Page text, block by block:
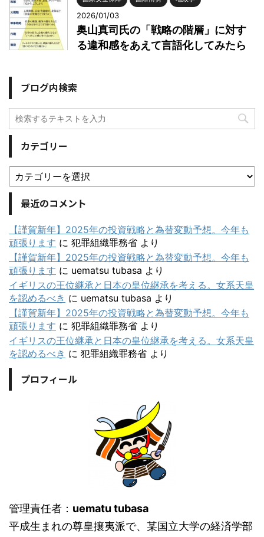
2026/01/03
奥山真司氏の「戦略の階層」に対す
る違和感をあえて言語化してみたら
ブログ内検索
カテゴリー
最近のコメント
【謹賀新年】2025年の投資戦略と為替変動予想。今年も
頑張ります に 犯罪組織罪務省 より
【謹賀新年】2025年の投資戦略と為替変動予想。今年も
頑張ります に uematsu tubasa より
イギリスの王位継承と日本の皇位継承を考える。女系天皇
を認めるべき に uematsu tubasa より
【謹賀新年】2025年の投資戦略と為替変動予想。今年も
頑張ります に 犯罪組織罪務省 より
イギリスの王位継承と日本の皇位継承を考える。女系天皇
を認めるべき に 犯罪組織罪務省 より
プロフィール
管理責任者： uematu tubasa
平成生まれの尊皇攘夷派で、某国立大学の経済学部